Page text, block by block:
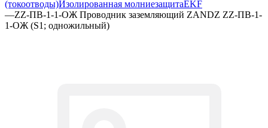
(токоотводы)Изолированная молниезащитаEKF
—ZZ-ПВ-1-1-ОЖ Проводник заземляющий ZANDZ ZZ-ПВ-1-
1-ОЖ (S1; одножильный)